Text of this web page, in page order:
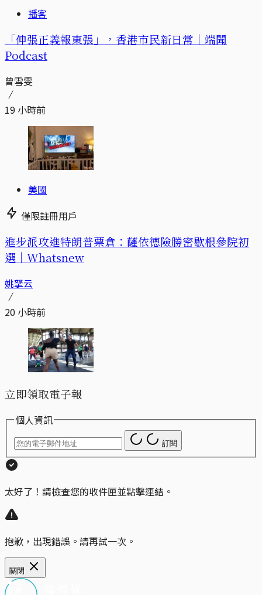
播客
「伸張正義報東張」，香港市民新日常｜端聞
Podcast
曾雪雯
19 小時前
美國
僅限註冊用戶
進步派攻進特朗普票倉：薩依德險勝密歇根參院初
選｜Whatsnew
姚拏云
20 小時前
立即領取電子報
個人資訊
訂閱
太好了！請檢查您的收件匣並點擊連結。
抱歉，出現錯誤。請再試一次。
關閉